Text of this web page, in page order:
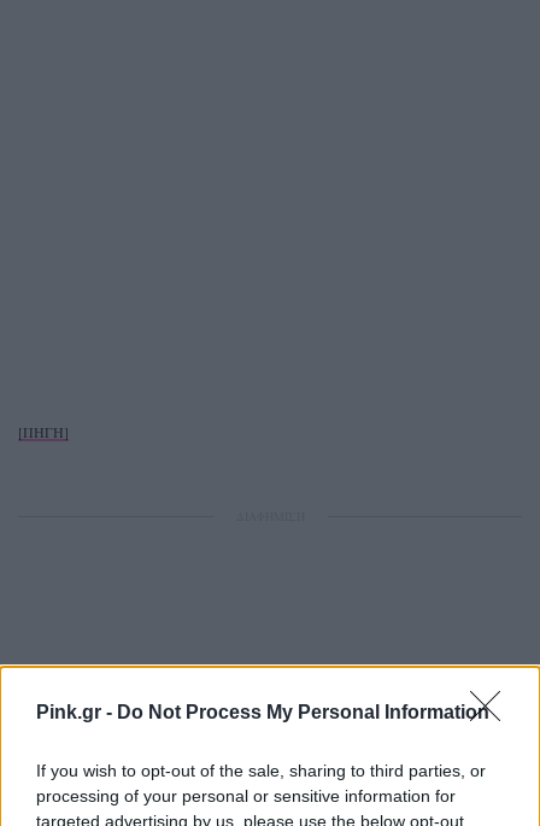
Pink.gr - Do Not Process My Personal Information
If you wish to opt-out of the sale, sharing to third parties, or
processing of your personal or sensitive information for
targeted advertising by us, please use the below opt-out
[ΠΗΓΗ]